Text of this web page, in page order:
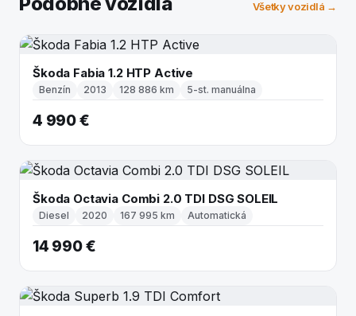
Všetky vozidlá →
Škoda Fabia 1.2 HTP Active
Benzín 2013 128 886 km 5-st. manuálna
4 990 €
Škoda Octavia Combi 2.0 TDI DSG SOLEIL
Diesel 2020 167 995 km Automatická
14 990 €